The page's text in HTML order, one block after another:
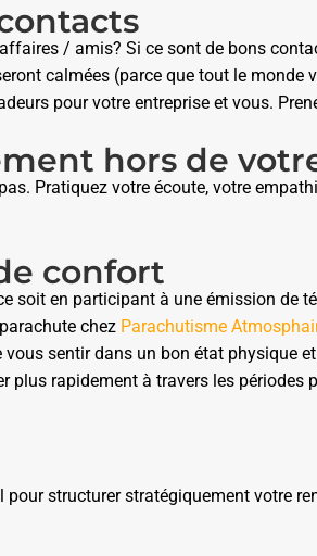
/ amis? Si ce sont de bons
calmées (parce que tout le
pour votre entreprise et vous.
hors de
Pratiquez votre écoute, votre
confort
soit en participant à une émission
chez Parachutisme
sentir dans un bon état physique
plus rapidement à travers les périodes
pour structurer stratégiquement votre